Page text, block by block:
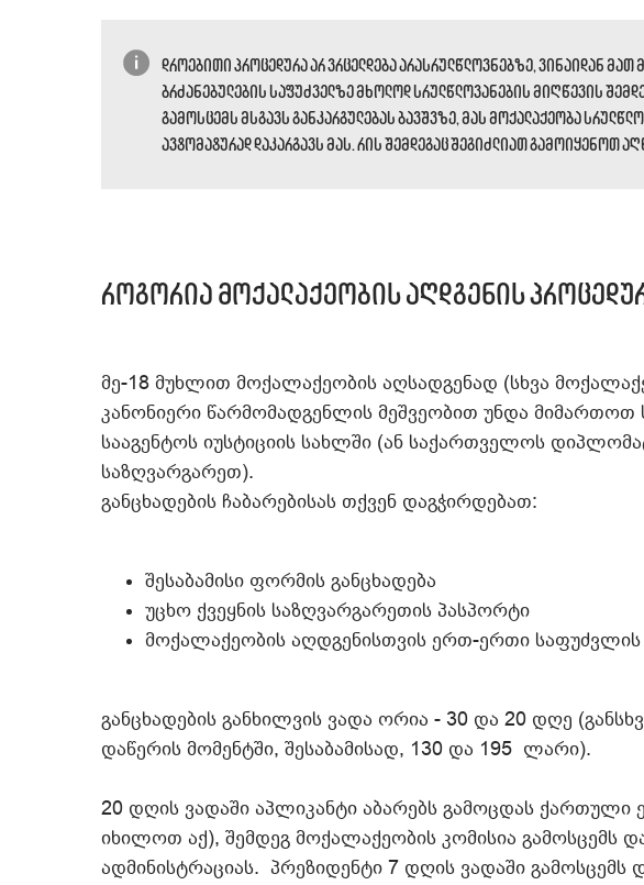
დროებითი პროცედურა არ ვრცელდება არასრულწლოვნებზე, ვინაიდან
ბრძანებულების საფუძველზე მხოლოდ სრულწლოვანების მიღწევის
გამოსცემს მსგავს განკარგულებას ბავშვზე, მას მოქალაქეობა
ავტომატურად დაკარგავს მას. რის შემდეგაც შეგიძლიათ გამოიყენოთ
როგორია მოქალაქეობის აღდგენის
მე-18 მუხლით მოქალაქეობის აღსადგენად (სხვა
კანონიერი წარმომადგენლის მეშვეობით უნდა მიმართოთ
სააგენტოს იუსტიციის სახლში (ან საქართველოს
საზღვარგარეთ).
განცხადების ჩაბარებისას თქვენ დაგჭირდებათ:
შესაბამისი ფორმის განცხადება
უცხო ქვეყნის საზღვარგარეთის პასპორტი
მოქალაქეობის აღდგენისთვის ერთ-ერთი საფუძვლის
განცხადების განხილვის ვადა ორია - 30 და 20 დღე
დაწერის მომენტში, შესაბამისად, 130 და 195 ლარი).
20 დღის ვადაში აპლიკანტი აბარებს გამოცდას ქართული
იხილოთ აქ), შემდეგ მოქალაქეობის კომისია გამოსცემს
ადმინისტრაციას. პრეზიდენტი 7 დღის ვადაში